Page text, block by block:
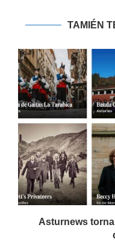
TAMIÉN
Asturnews